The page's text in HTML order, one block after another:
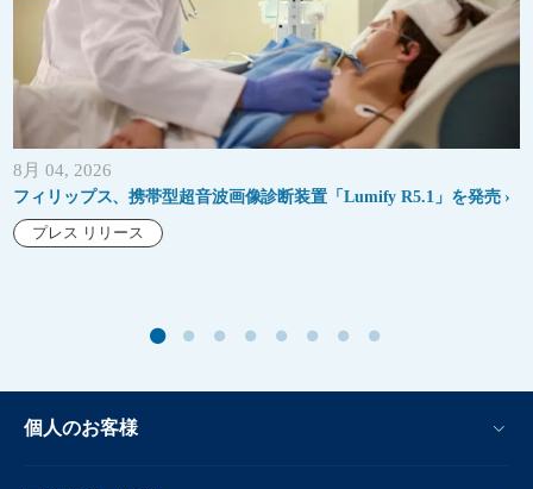
8月 04, 2026
フィリップス、携帯型超音波画像診断装置「Lumify R5.1」を発売
プレス リリース
個人のお客様